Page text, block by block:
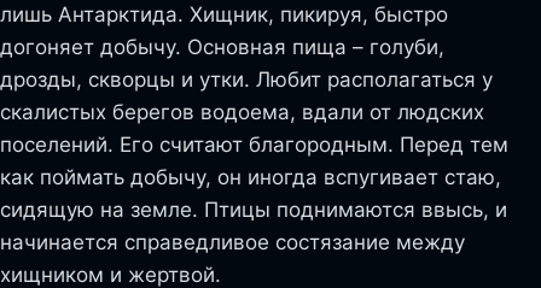
лишь Антарктида. Хищник, пикируя, быстро
догоняет добычу. Основная пища – голуби,
дрозды, скворцы и утки. Любит располагаться у
скалистых берегов водоема, вдали от людских
поселений. Его считают благородным. Перед тем
как поймать добычу, он иногда вспугивает стаю,
сидящую на земле. Птицы поднимаются ввысь, и
начинается справедливое состязание между
хищником и жертвой.